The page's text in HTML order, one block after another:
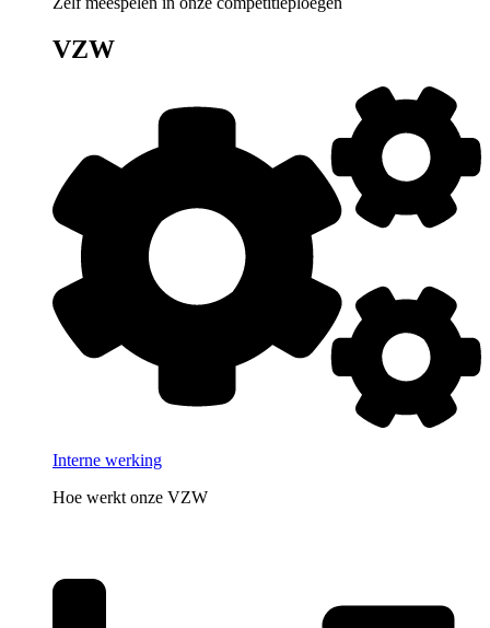
VZW
Interne werking
Hoe werkt onze VZW